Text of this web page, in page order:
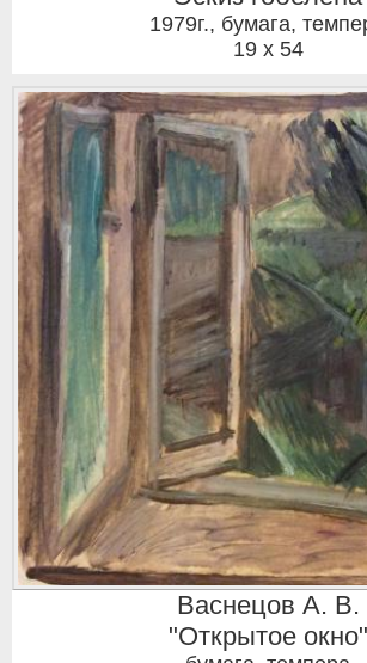
1979г., бумага,
19 x 54
Васнецов А. В.
"Открытое окно"